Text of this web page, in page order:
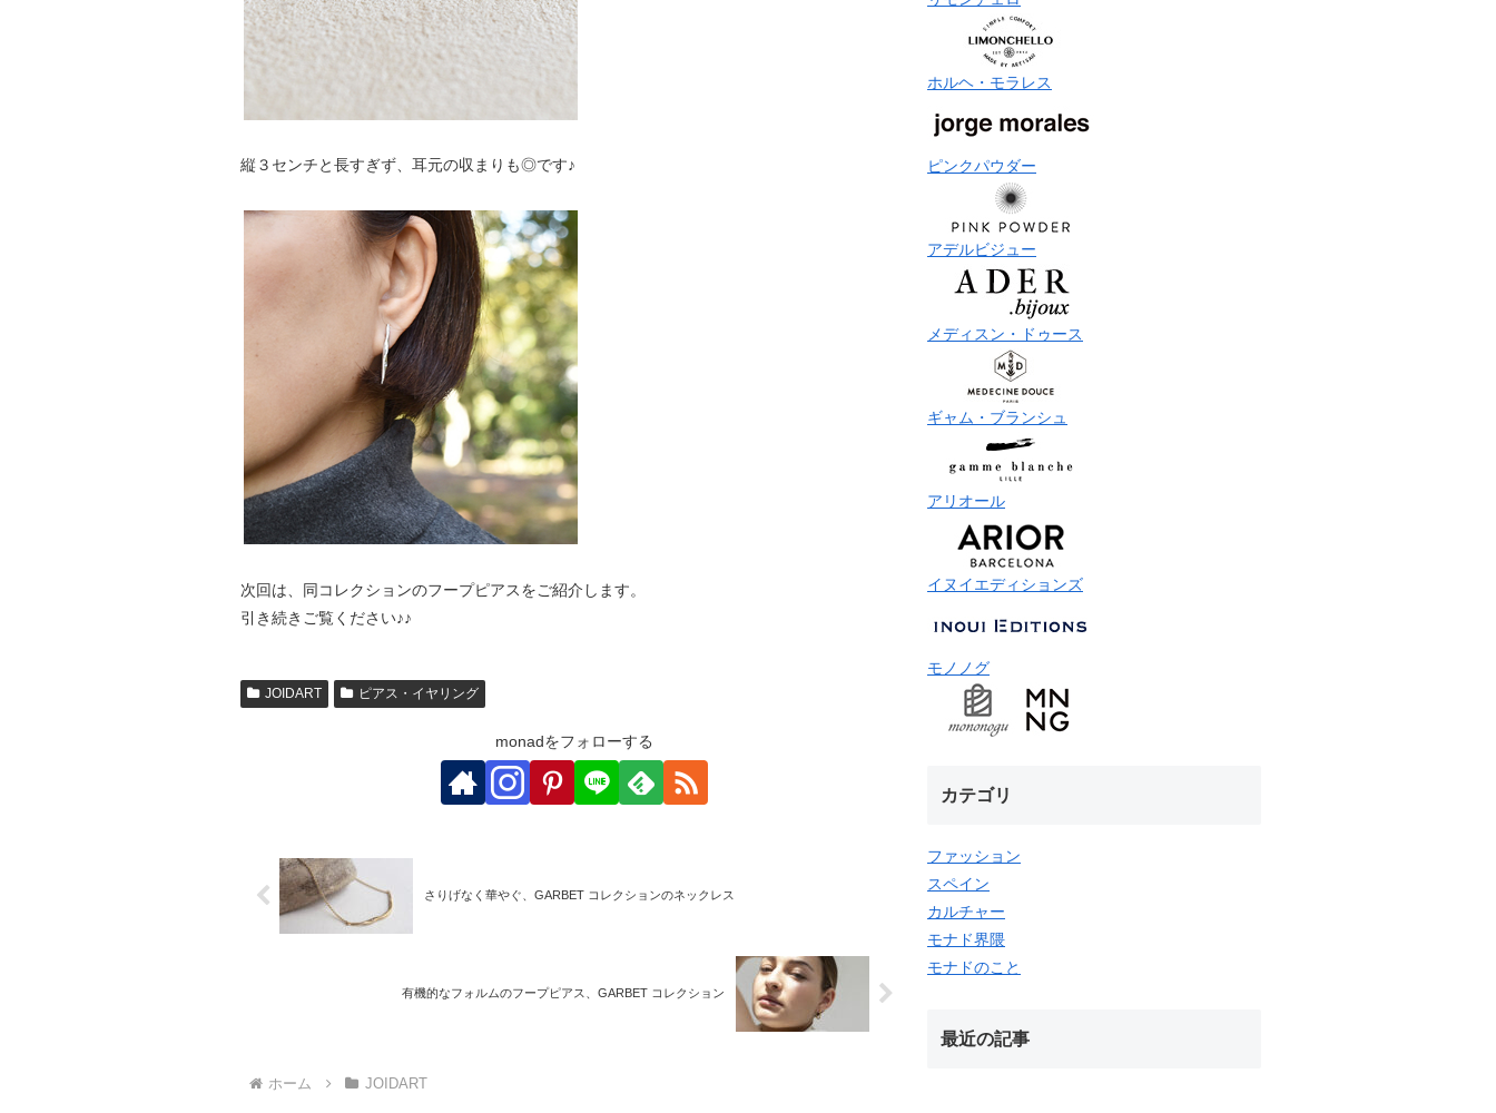
縦３センチと長すぎず、耳元の収まりも◎です♪
次回は、同コレクションのフープピアスをご紹介します。
引き続きご覧ください♪♪
JOIDART ピアス・イヤリング
monadをフォローする
さりげなく華やぐ、GARBET コレクションのネックレス
有機的なフォルムのフープピアス、GARBET コレクション
ホーム JOIDART
ホルヘ・モラレス
ピンクパウダー
アデルビジュー
メディスン・ドゥース
ギャム・ブランシュ
アリオール
イヌイエディションズ
モノノグ
カテゴリ
ファッション
スペイン
カルチャー
モナド界隈
モナドのこと
最近の記事